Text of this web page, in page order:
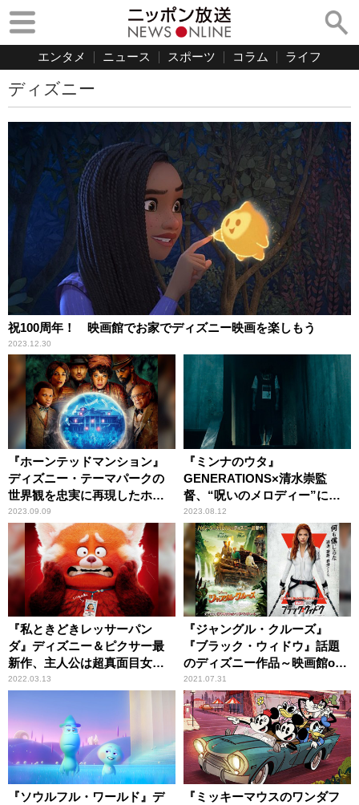
エンタメ ニュース スポーツ コラム ライフ
ディズニー
祝100周年！ 映画館でお家でディズニー映画を楽しもう
2023.12.30
『ホーンテッドマンション』
ディズニー・テーマパークの
世界観を忠実に再現したホラ
ー・エンターテインメント
2023.09.09
『ミンナのウタ』
GENERATIONS×清水崇監
督、“呪いのメロディー”にま
つわるホラーサスペンス
2023.08.12
『私ときどきレッサーパン
ダ』ディズニー＆ピクサー最
新作、主人公は超真面目女
子？
2022.03.13
『ジャングル・クルーズ』
『ブラック・ウィドウ』話題
のディズニー作品～映画館or
おうち、どっちで観る？
2021.07.31
『ソウルフル・ワールド』デ
『ミッキーマウスのワンダフ